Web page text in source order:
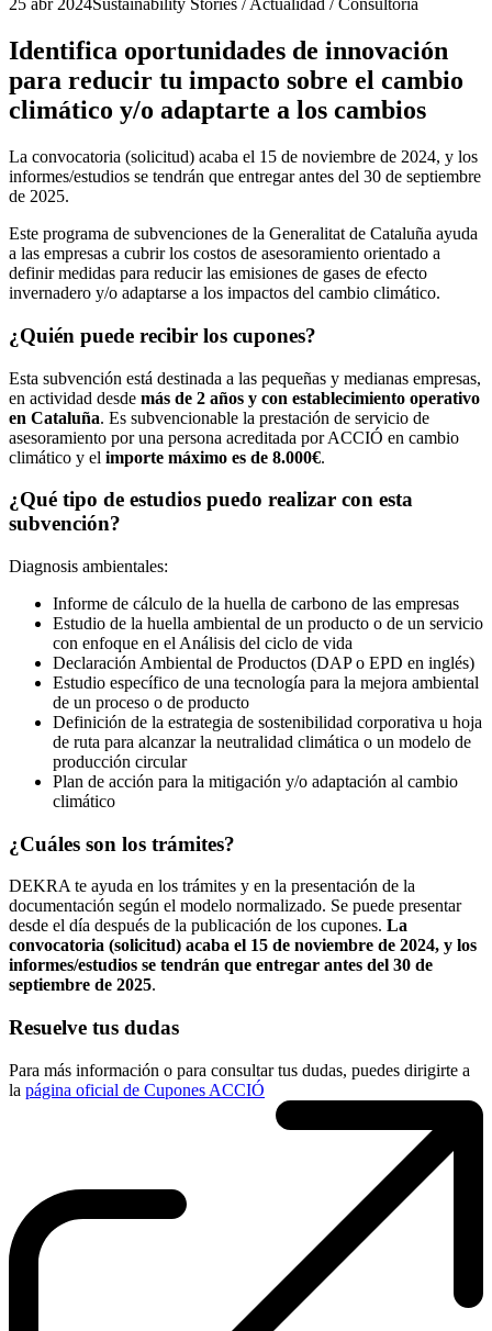
25 abr 2024Sustainability Stories / Actualidad / Consultoría
Identifica oportunidades de innovación
para reducir tu impacto sobre el cambio
climático y/o adaptarte a los cambios
La convocatoria (solicitud) acaba el 15 de noviembre de 2024, y los
informes/estudios se tendrán que entregar antes del 30 de septiembre
de 2025.
Este programa de subvenciones de la Generalitat de Cataluña ayuda
a las empresas a cubrir los costos de asesoramiento orientado a
definir medidas para reducir las emisiones de gases de efecto
invernadero y/o adaptarse a los impactos del cambio climático.
¿Quién puede recibir los cupones?
Esta subvención está destinada a las pequeñas y medianas empresas,
en actividad desde más de 2 años y con establecimiento operativo
en Cataluña. Es subvencionable la prestación de servicio de
asesoramiento por una persona acreditada por ACCIÓ en cambio
climático y el importe máximo es de 8.000€.
¿Qué tipo de estudios puedo realizar con esta
subvención?
Diagnosis ambientales:
Informe de cálculo de la huella de carbono de las empresas
Estudio de la huella ambiental de un producto o de un servicio
con enfoque en el Análisis del ciclo de vida
Declaración Ambiental de Productos (DAP o EPD en inglés)
Estudio específico de una tecnología para la mejora ambiental
de un proceso o de producto
Definición de la estrategia de sostenibilidad corporativa u hoja
de ruta para alcanzar la neutralidad climática o un modelo de
producción circular
Plan de acción para la mitigación y/o adaptación al cambio
climático
¿Cuáles son los trámites?
DEKRA te ayuda en los trámites y en la presentación de la
documentación según el modelo normalizado. Se puede presentar
desde el día después de la publicación de los cupones. La
convocatoria (solicitud) acaba el 15 de noviembre de 2024, y los
informes/estudios se tendrán que entregar antes del 30 de
septiembre de 2025.
Resuelve tus dudas
Para más información o para consultar tus dudas, puedes dirigirte a
la página oficial de Cupones ACCIÓ